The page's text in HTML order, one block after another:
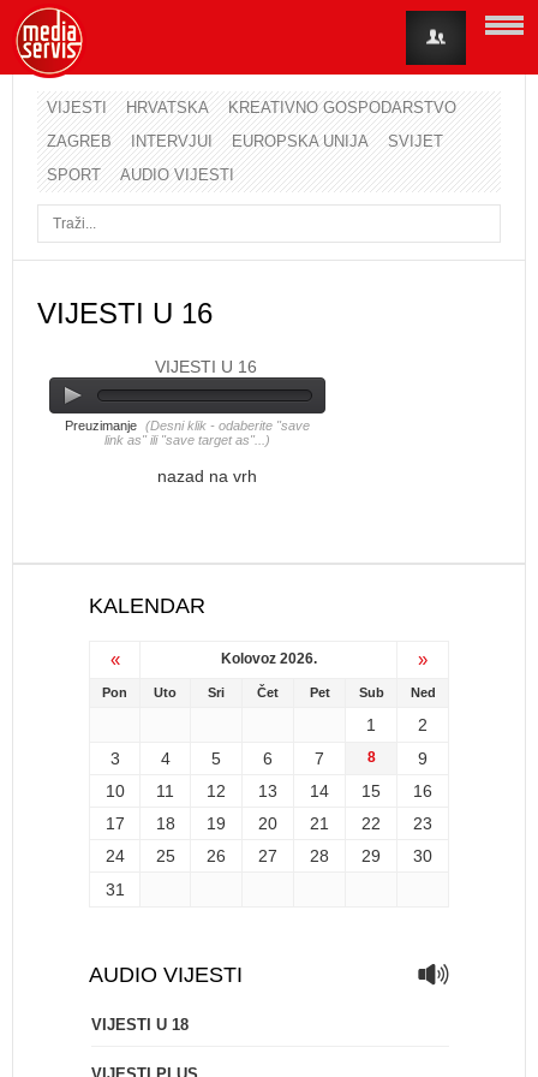
VIJESTI HRVATSKA
KREATIVNO GOSPODARSTVO
ZAGREB
INTERVJUI EUROPSKA UNIJA
SVIJET
SPORT
AUDIO VIJESTI
VIJESTI U 16
VIJESTI U 16
Preuzimanje (Desni klik - odaberite "save
link as" ili "save target as"...)
nazad na vrh
KALENDAR
« Kolovoz 2026. »
Pon Uto Sri Čet Pet Sub Ned
1
2
3
4 5 6 7 8
9
10
11 12 13 14 15
16
17
18 19 20 21 22
23
24
25 26 27 28 29
30
31
AUDIO VIJESTI
VIJESTI U 18
Korisničko ime
Lozinka
Zaboravili ste lozinku?